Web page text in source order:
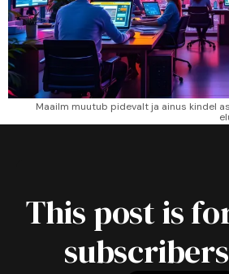
Maailm muutub pidevalt ja ainus kindel
This post is